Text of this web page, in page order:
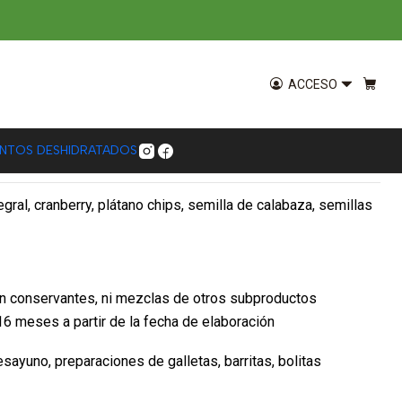
ACCESO
DESHIDRATADOS
Sin Gluten Ambrosía
cranberry, plátano chips, semilla de calabaza, semillas
conservantes, ni mezclas de otros subproductos
meses a partir de la fecha de elaboración
preparaciones de galletas, barritas, bolitas